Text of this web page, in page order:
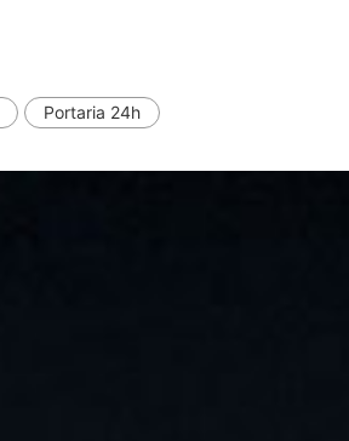
Portaria 24h